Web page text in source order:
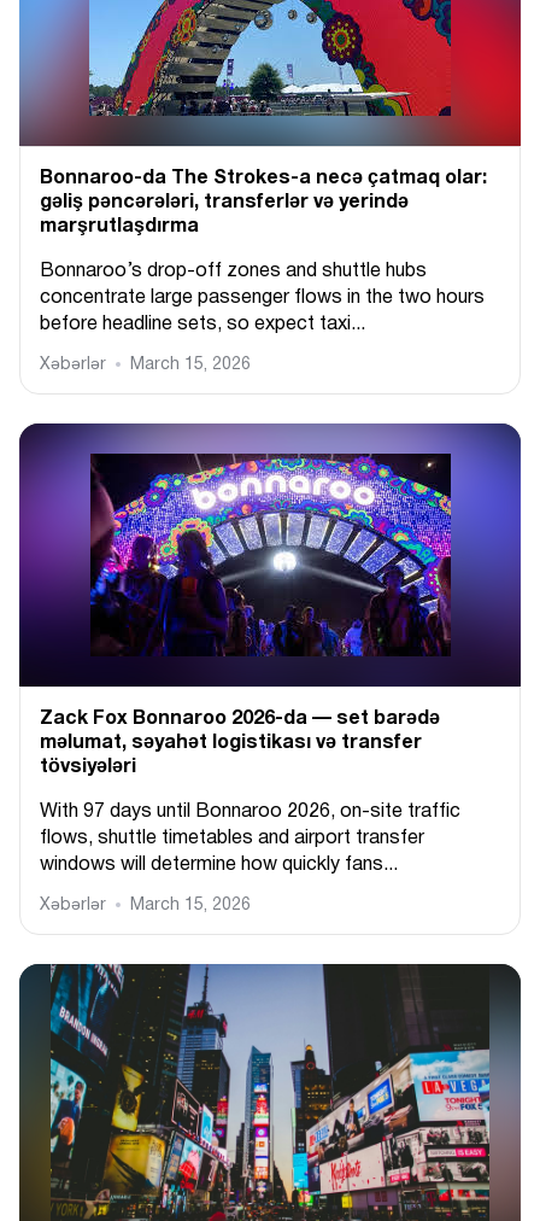
Bonnaroo-da The Strokes-a necə çatmaq olar:
gəliş pəncərələri, transferlər və yerində
marşrutlaşdırma
Bonnaroo’s drop-off zones and shuttle hubs
concentrate large passenger flows in the two hours
before headline sets, so expect taxi...
Xəbərlər March 15, 2026
Zack Fox Bonnaroo 2026-da — set barədə
məlumat, səyahət logistikası və transfer
tövsiyələri
With 97 days until Bonnaroo 2026, on-site traffic
flows, shuttle timetables and airport transfer
windows will determine how quickly fans...
Xəbərlər March 15, 2026